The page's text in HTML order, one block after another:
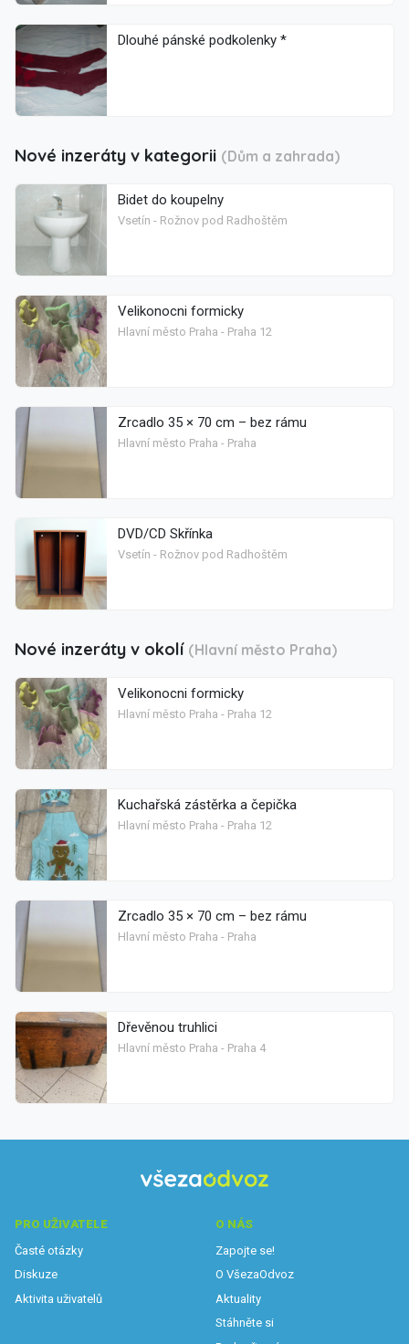
Dlouhé pánské podkolenky *
Nové inzeráty v kategorii (Dům a zahrada)
Bidet do koupelny
Vsetín - Rožnov pod Radhoštěm
Velikonocni formicky
Hlavní město Praha - Praha 12
Zrcadlo 35 × 70 cm – bez rámu
Hlavní město Praha - Praha
DVD/CD Skřínka
Vsetín - Rožnov pod Radhoštěm
Nové inzeráty v okolí (Hlavní město Praha)
Velikonocni formicky
Hlavní město Praha - Praha 12
Kuchařská zástěrka a čepička
Hlavní město Praha - Praha 12
Zrcadlo 35 × 70 cm – bez rámu
Hlavní město Praha - Praha
Dřevěnou truhlici
Hlavní město Praha - Praha 4
PRO UŽIVATELE
Časté otázky
Diskuze
Aktivita uživatelů
O NÁS
Zapojte se!
O VšezaOdvoz
Aktuality
Stáhněte si